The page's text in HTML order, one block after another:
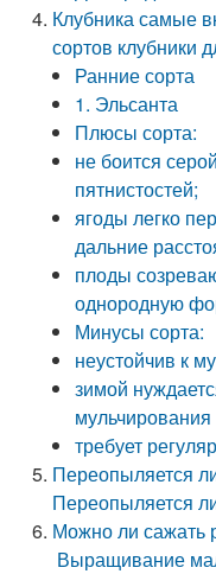
Клубника самые
сортов клубники
Ранние сорта
1. Эльсанта
Плюсы сорта:
не боится
пятнистостей;
ягоды легко
дальние
плоды
однородную
Минусы сорта:
неустойчив к
зимой
мульчирования
требует
Переопыляется
Переопыляется
Можно ли сажать
Выращивание